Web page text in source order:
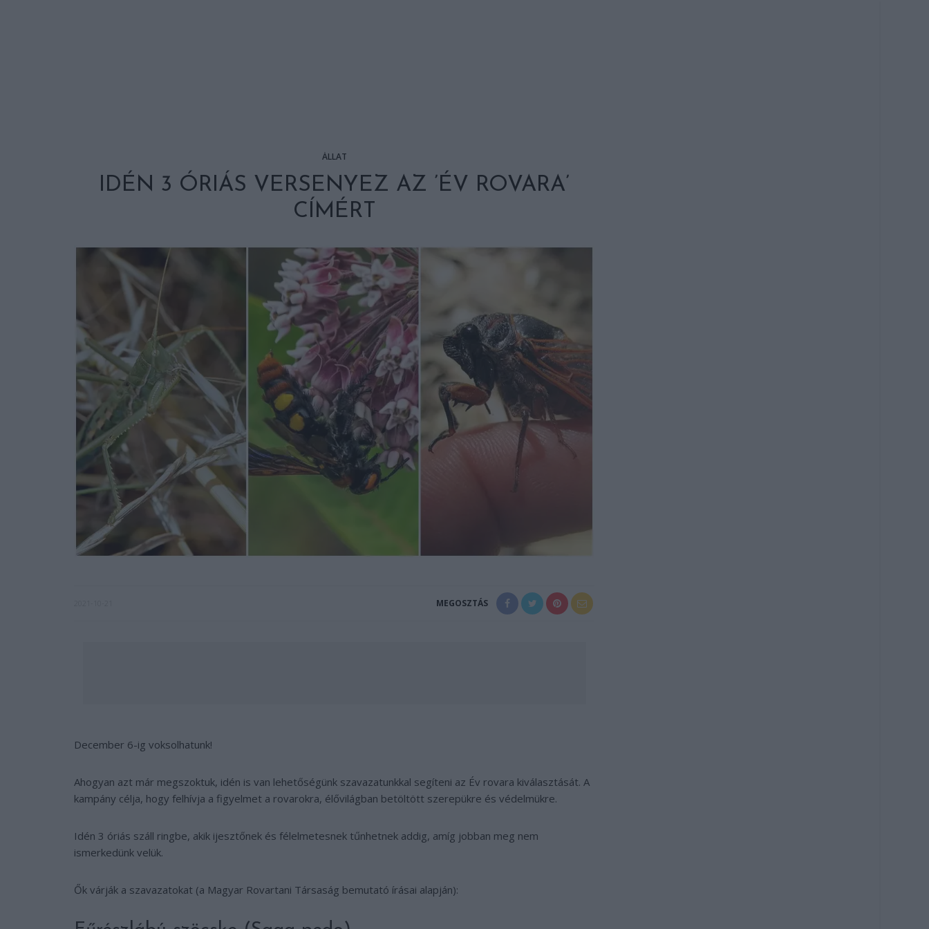
ÁLLAT
IDÉN 3 ÓRIÁS VERSENYEZ AZ ’ÉV ROVARA’
CÍMÉRT
MEGOSZTÁS
December 6-ig voksolhatunk!
Ahogyan azt már megszoktuk, idén is van lehetőségünk szavazatunkkal segíteni az Év rovara kiválasztását. A
kampány célja, hogy felhívja a figyelmet a rovarokra, élővilágban betöltött szerepükre és védelmükre.
Idén 3 óriás száll ringbe, akik ijesztőnek és félelmetesnek tűnhetnek addig, amíg jobban meg nem
ismerkedünk velük.
Ők várják a szavazatokat (a Magyar Rovartani Társaság bemutató írásai alapján):